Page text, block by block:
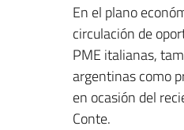
En el plano
circulación de
PME italianas,
argentinas como
en ocasión del
Conte.